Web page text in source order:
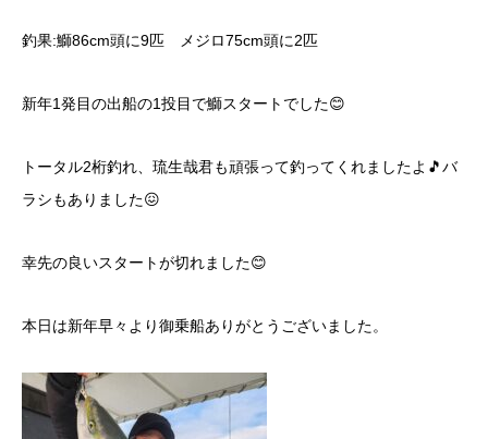
釣果:鰤86cm頭に9匹 メジロ75cm頭に2匹
新年1発目の出船の1投目で鰤スタートでした😊
トータル2桁釣れ、琉生哉君も頑張って釣ってくれましたよ🎵バ
ラシもありました😖
幸先の良いスタートが切れました😊
本日は新年早々より御乗船ありがとうございました。